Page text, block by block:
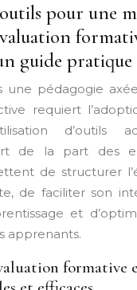
pour une
guide pratique
une pédagogie
requiert
d’outils
de la part des
de structurer
de faciliter son
et
apprenants.
formative